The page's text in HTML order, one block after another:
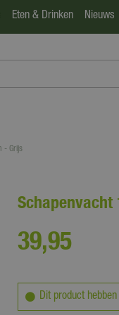
- Grijs
Eten & Drinken Nieuws
39,95
Dit product